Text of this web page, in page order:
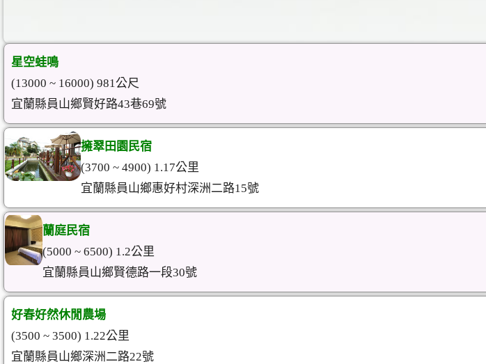
星空蛙鳴
(13000 ~ 16000) 981公尺
宜蘭縣員山鄉賢好路43巷69號
擁翠田園民宿
(3700 ~ 4900) 1.17公里
宜蘭縣員山鄉惠好村深洲二路15號
蘭庭民宿
(5000 ~ 6500) 1.2公里
宜蘭縣員山鄉賢德路一段30號
好春好然休閒農場
(3500 ~ 3500) 1.22公里
宜蘭縣員山鄉深洲二路22號